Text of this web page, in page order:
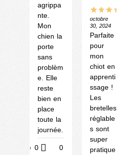
agrippa
nte.
Mon
chien la
porte
sans
problèm
e. Elle
reste
bien en
place
toute la
journée.
Utile 0 0
octobre
30, 2024
Parfaite
pour
mon
chiot en
apprenti
ssage !
Les
bretelles
réglable
s sont
super
pratique